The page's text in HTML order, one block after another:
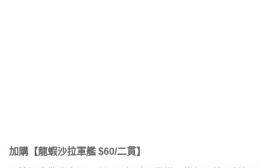
加購【龍蝦沙拉軍艦 $60/二貫】